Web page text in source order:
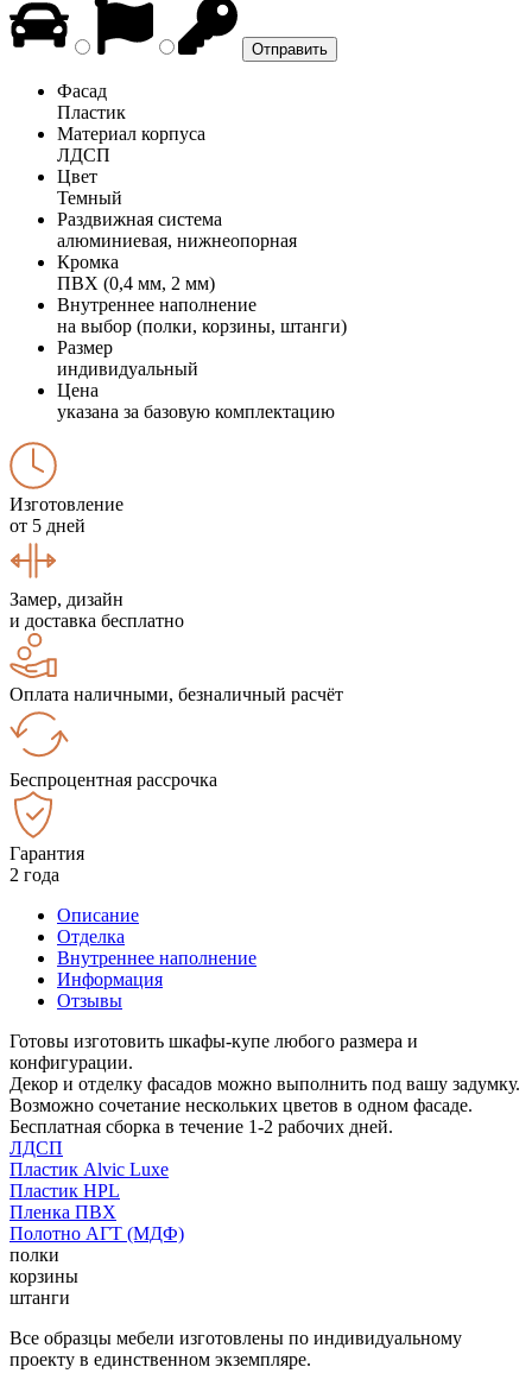
Фасад
Пластик
Материал корпуса
ЛДСП
Цвет
Темный
Раздвижная система
алюминиевая, нижнеопорная
Кромка
ПВХ (0,4 мм, 2 мм)
Внутреннее наполнение
на выбор (полки, корзины, штанги)
Размер
индивидуальный
Цена
указана за базовую комплектацию
Изготовление
от 5 дней
Замер, дизайн
и доставка бесплатно
Оплата наличными, безналичный расчёт
Беспроцентная рассрочка
Гарантия
2 года
Описание
Отделка
Внутреннее наполнение
Информация
Отзывы
Готовы изготовить шкафы-купе любого размера и
конфигурации.
Декор и отделку фасадов можно выполнить под вашу задумку.
Возможно сочетание нескольких цветов в одном фасаде.
Бесплатная сборка в течение 1-2 рабочих дней.
ЛДСП
Пластик Alvic Luxe
Пластик HPL
Пленка ПВХ
Полотно АГТ (МДФ)
полки
корзины
штанги
Все образцы мебели изготовлены по индивидуальному
проекту в единственном экземпляре.